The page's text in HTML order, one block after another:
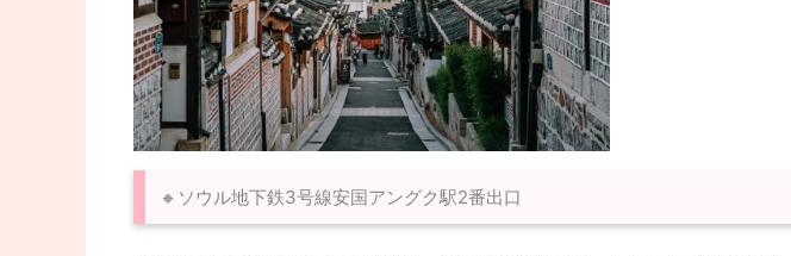
🔸ソウル地下鉄3号線安国アングク駅2番出口